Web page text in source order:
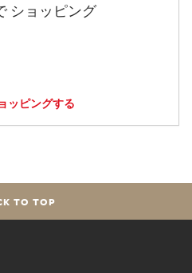
ショッピング
ッピングする
TO TOP